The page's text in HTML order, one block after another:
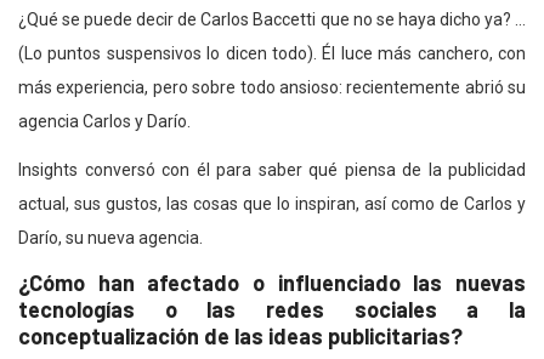
¿Qué se puede decir de Carlos Baccetti que no se haya dicho ya? …
(Lo puntos suspensivos lo dicen todo). Él luce más canchero, con
más experiencia, pero sobre todo ansioso: recientemente abrió su
agencia Carlos y Darío.
Insights conversó con él para saber qué piensa de la publicidad
actual, sus gustos, las cosas que lo inspiran, así como de Carlos y
Darío, su nueva agencia.
¿Cómo han afectado o influenciado las nuevas
tecnologías o las redes sociales a la
conceptualización de las ideas publicitarias?